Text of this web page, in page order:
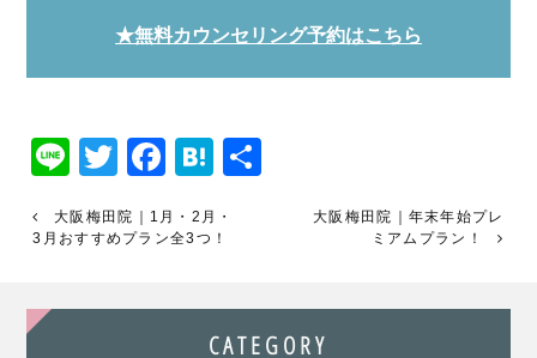
★無料カウンセリング予約はこちら
LineTwitter
Facebook
Hatena
大阪梅田院｜1月・2月・
3月おすすめプラン全3つ！
大阪梅田院｜年末年始プレ
ミアムプラン！
CATEGORY